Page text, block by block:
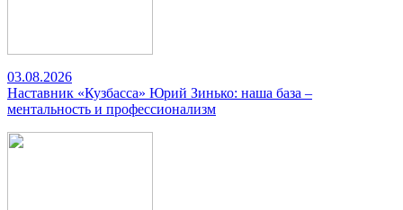
03.08.2026
Наставник «Кузбасса» Юрий Зинько: наша база –
ментальность и профессионализм